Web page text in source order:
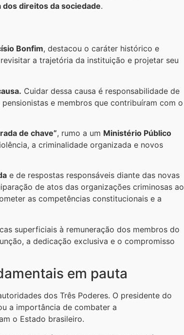
dos direitos da sociedade.
Bonfim, destacou o caráter histórico e
a trajetória da instituição e projetar seu
Cuidar dessa causa é responsabilidade de
e membros que contribuíram com o
de chave”, rumo a um Ministério Público
a criminalidade organizada e novos
e de respostas responsáveis diante das novas
de atos das organizações criminosas ao
as competências constitucionais e a
superficiais à remuneração dos membros do
a dedicação exclusiva e o compromisso
em pauta
dos Três Poderes. O presidente do
a importância de combater a
o Estado brasileiro.